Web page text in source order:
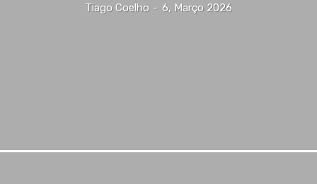
Tiago Coelho - 6, Março 2026